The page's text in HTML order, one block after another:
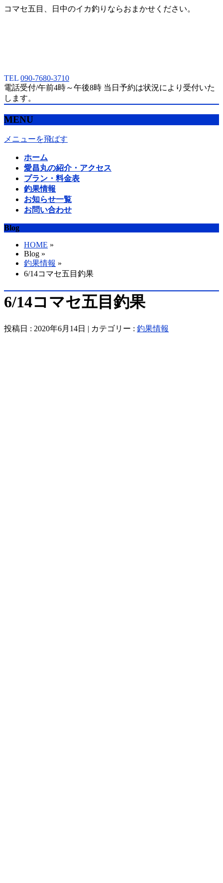
コマセ五目、日中のイカ釣りならおまかせください。
TEL 090-7680-3710
電話受付/午前4時～午後8時 当日予約は状況により受付いた
します。
MENU
メニューを飛ばす
ホーム
愛昌丸の紹介・アクセス
プラン・料金表
釣果情報
お知らせ一覧
お問い合わせ
Blog
HOME »
Blog »
釣果情報 »
6/14コマセ五目釣果
6/14コマセ五目釣果
投稿日 : 2020年6月14日 | カテゴリー : 釣果情報